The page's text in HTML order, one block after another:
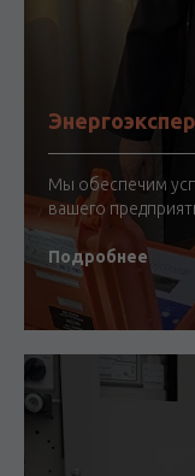
Мы обеспечим
вашего
Подробнее